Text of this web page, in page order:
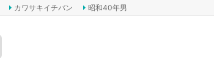
カワサキイチバン
昭和40年男